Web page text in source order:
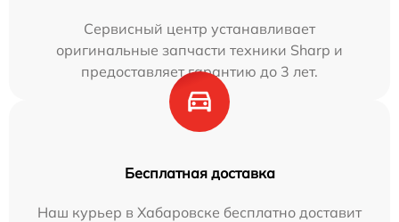
Сервисный центр устанавливает
оригинальные запчасти техники Sharp и
предоставляет гарантию до 3 лет.
Бесплатная доставка
Наш курьер в Хабаровске бесплатно доставит